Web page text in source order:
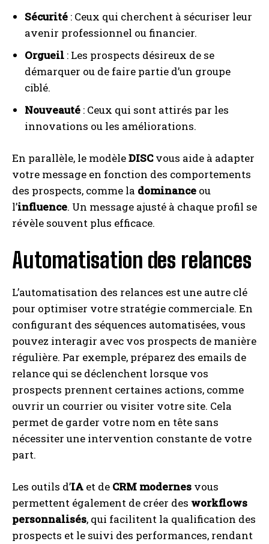
Sécurité : Ceux qui cherchent à sécuriser leur
avenir professionnel ou financier.
Orgueil : Les prospects désireux de se
démarquer ou de faire partie d’un groupe
ciblé.
Nouveauté : Ceux qui sont attirés par les
innovations ou les améliorations.
En parallèle, le modèleDISCvous aide à adapter
votre message en fonction des comportements
des prospects, comme la dominance ou
l’influence. Un message ajusté à chaque profil se
révèle souvent plus efficace.
Automatisation des relances
L’automatisation des relances est une autre clé
pour optimiser votre stratégie commerciale. En
configurant des séquences automatisées, vous
pouvez interagir avec vos prospects de manière
régulière. Par exemple, préparez des emails de
relance qui se déclenchent lorsque vos
prospects prennent certaines actions, comme
ouvrir un courrier ou visiter votre site. Cela
permet de garder votre nom en tête sans
nécessiter une intervention constante de votre
part.
Les outils d’IA et de CRM modernes vous
permettent également de créer des workflows
personnalisés, qui facilitent la qualification des
prospects et le suivi des performances, rendant